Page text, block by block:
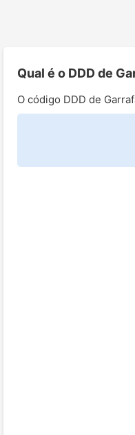
Qual é o DDD de
O código DDD de